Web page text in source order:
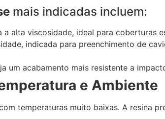
mais indicadas incluem:
a alta viscosidade, ideal para coberturas
indicada para preenchimento de
um acabamento mais resistente a
e Ambiente
temperaturas muito baixas. A resina